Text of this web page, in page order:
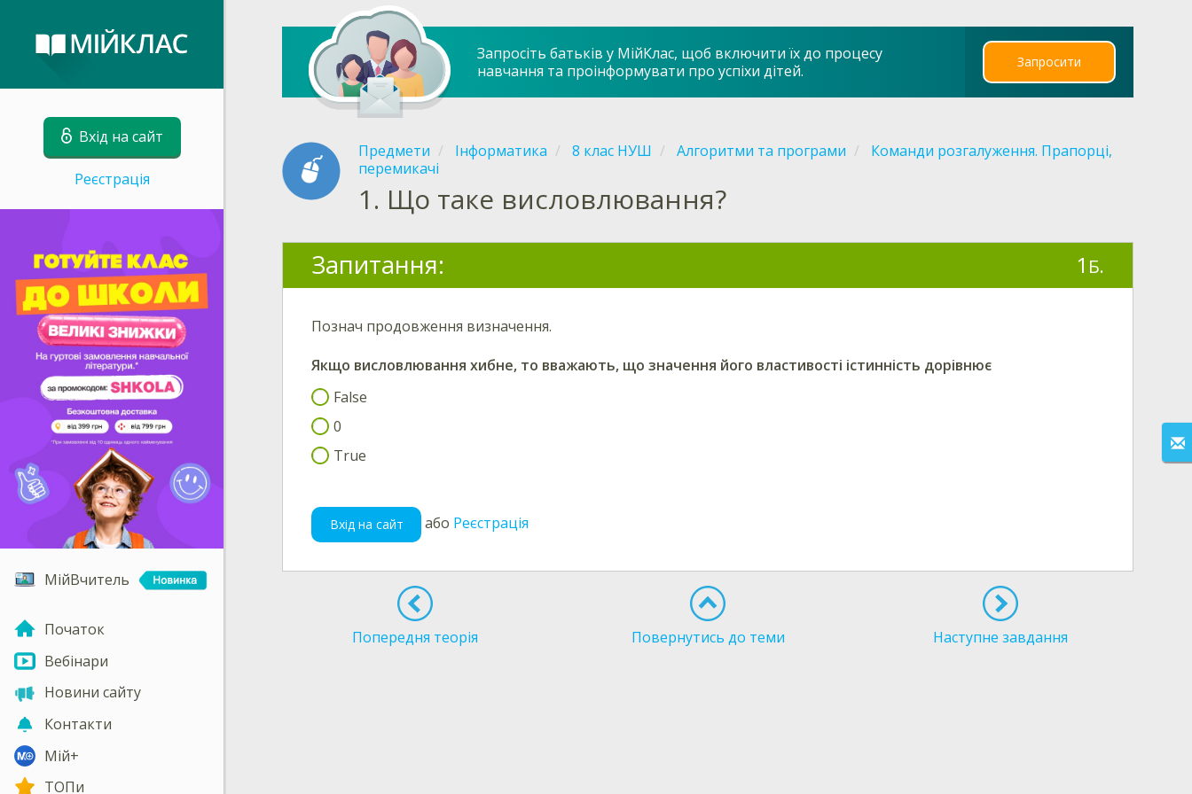
Вхід на сайт
Реєстрація
МійВчитель
Початок
Вебінари
Новини сайту
Контакти
Мій+
ТОПи
Запросіть батьків у МійКлас, щоб включити їх до процесу
навчання та проінформувати про успіхи дітей.
Запросити
Предмети Інформатика 8 клас НУШ Алгоритми та програми
Команди розгалуження. Прапорці,
перемикачі
1. Що таке висловлювання?
Запитання: 1 Б.
Познач продовження визначення.
Якщо висловлювання хибне, то вважають, що значення його властивості істинність дорівнює
False
0
True
Вхід на сайт або Реєстрація
Попередня теорія Повернутись до теми Наступне завдання